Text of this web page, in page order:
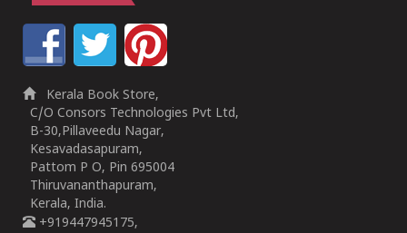
Kerala Book Store,
C/O Consors Technologies Pvt Ltd,
B-30,Pillaveedu Nagar,
Kesavadasapuram,
Pattom P O, Pin 695004
Thiruvananthapuram,
Kerala, India.
+919447945175,